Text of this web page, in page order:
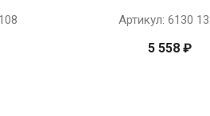
Артикул: 6130
5 558 ₽